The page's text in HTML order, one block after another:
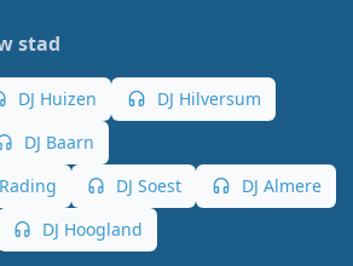
stad
DJ Huizen
DJ Hilversum
DJ Baarn
DJ Soest
DJ Almere
DJ Hoogland